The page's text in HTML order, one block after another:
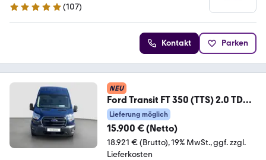
5 Sterne
(107)
Kontakt Parken
NEU
Ford Transit FT 350 (TTS) 2.0 TDCi
DPF 350 L2 Trend F
Lieferung möglich
15.900 € (Netto)
18.921 € (Brutto) 19% MwSt. ggf. zzgl.
Lieferkosten